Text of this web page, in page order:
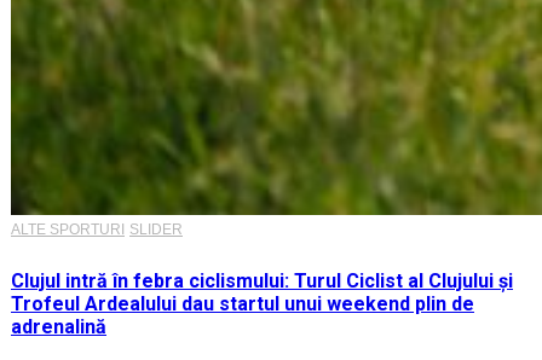
ALTE SPORTURI SLIDER
Clujul intră în febra ciclismului: Turul Ciclist al Clujului și
Trofeul Ardealului dau startul unui weekend plin de
adrenalină